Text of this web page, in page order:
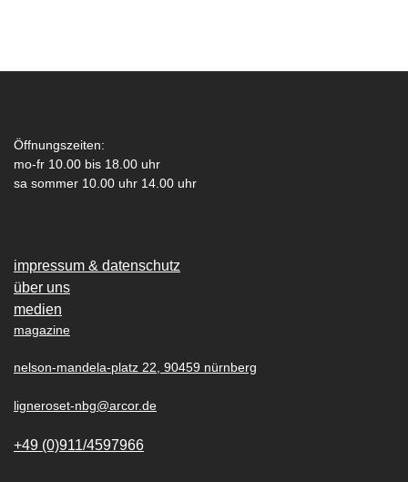
Öffnungszeiten:
mo-fr 10.00 bis 18.00 uhr
sa sommer 10.00 uhr 14.00 uhr
impressum & datenschutz
über uns
medien
magazine
nelson-mandela-platz 22, 90459 nürnberg
ligneroset-nbg@arcor.de
+49 (0)911/4597966